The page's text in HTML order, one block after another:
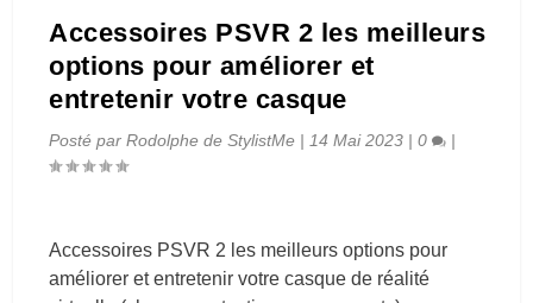
Accessoires PSVR 2 les meilleurs
options pour améliorer et
entretenir votre casque
Posté parRodolphe de StylistMe | 14 Mai 2023 |0 |
Accessoires PSVR 2 les meilleurs options pour
améliorer et entretenir votre casque de réalité